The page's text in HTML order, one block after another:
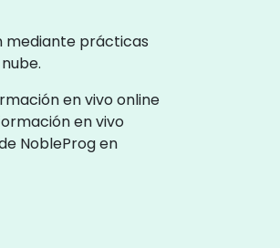
mediante prácticas
en vivo online
en vivo
NobleProg en